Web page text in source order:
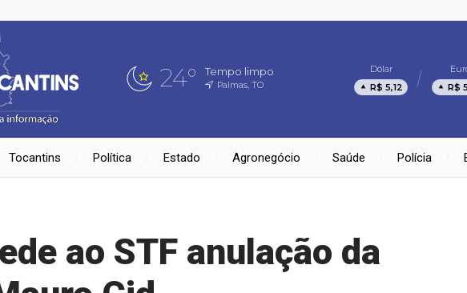
24° Tempo limpo
Palmas, TO
Dólar
R$ 5,12
R$
Tocantins Política Estado Agronegócio Saúde Polícia
ao STF anulação da